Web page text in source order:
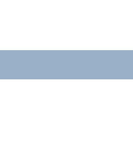
sie zu überprüfen, und die